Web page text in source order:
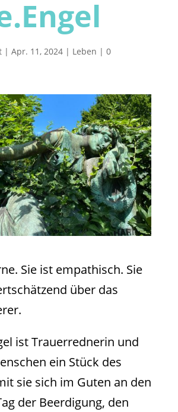
| Apr. 11, 2024| Leben | 0
Sie ist empathisch. Sie
über das
ist Trauerrednerin und
ein Stück des
sie sich im Guten an den
der Beerdigung, den